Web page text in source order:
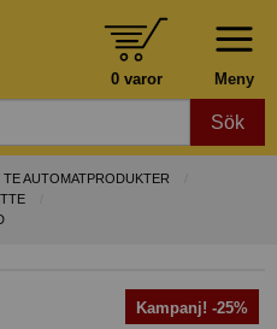
Meny
0 varor
Sök
TE AUTOMATPRODUKTER
Kampanj! -25%